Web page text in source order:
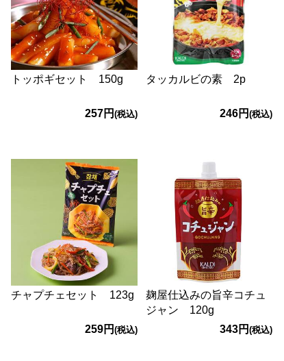
トッポギセット 150g
257円(税込)
タッカルビの素 2p
246円 (税込)
チャプチェセット 123g
259円(税込)
麹屋仕込みの旨辛コチュ
ジャン 120g
343円 (税込)